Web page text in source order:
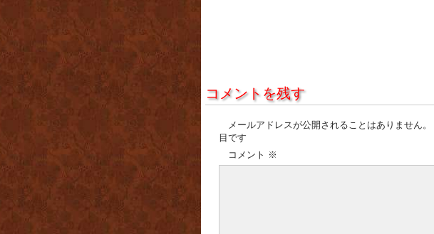
コメントを残す
メールアドレスが公開されることはありません。
目です
コメント ※